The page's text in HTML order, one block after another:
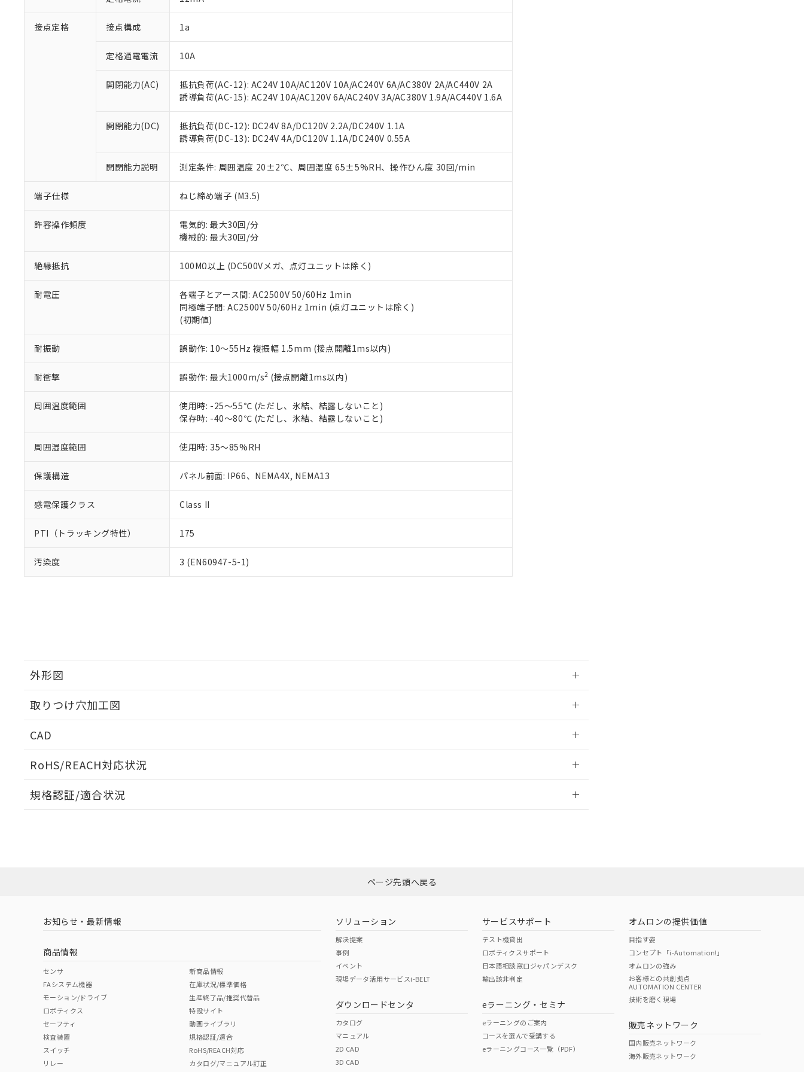
接点定格 接点構成 1a
定格通電電流 10A
開閉能力(AC)
抵抗負荷(AC-12): AC24V 10A/AC120V 10A/AC240V 6A/AC380V 2A/AC440V 2A
誘導負荷(AC-15): AC24V 10A/AC120V 6A/AC240V 3A/AC380V 1.9A/AC440V 1.6A
開閉能力(DC)
抵抗負荷(DC-12): DC24V 8A/DC120V 2.2A/DC240V 1.1A
誘導負荷(DC-13): DC24V 4A/DC120V 1.1A/DC240V 0.55A
開閉能力説明 測定条件: 周囲温度 20±2℃、周囲湿度 65±5%RH、操作ひん度 30回/min
端子仕様 ねじ締め端子 (M3.5)
許容操作頻度
電気的: 最大30回/分
機械的: 最大30回/分
絶縁抵抗 100MΩ以上 (DC500Vメガ、点灯ユニットは除く)
耐電圧
各端子とアース間: AC2500V 50/60Hz 1min
同極端子間: AC2500V 50/60Hz 1min (点灯ユニットは除く)
(初期値)
耐振動 誤動作: 10～55Hz 複振幅 1.5mm (接点開離1ms以内)
耐衝撃 誤動作: 最大1000m/s2 (接点開離1ms以内)
周囲温度範囲
使用時: -25～55℃ (ただし、氷結、結露しないこと)
保存時: -40～80℃ (ただし、氷結、結露しないこと)
周囲湿度範囲 使用時: 35～85%RH
保護構造 パネル前面: IP66、NEMA4X, NEMA13
感電保護クラス Class II
PTI（トラッキング特性） 175
汚染度 3 (EN60947-5-1)
外形図
取りつけ穴加工図
CAD
RoHS/REACH対応状況
EU RoHS 注意事項・凡例
ダウンロードはこちら
中国 RoHS 注意事項・凡例
中国 RoHS表
Pb Hg Cr(VI)
O O
規格認証/適合状況
（イギリス
（ノルウェー
（日本
（アメリカ
この製品の規格認証/適合状況ページへ
その他の認証はこちらのページからご検索ください
本サービスは、当社制御機器事業取扱商品の当社在庫状況および標準価格(税抜)を提供させていただ
当社制御機器事業取扱商品の中には、本サービスの対象外となる商品もあることをご了承ください。
い。
正式な納期状況および標準価格はお客様のお取引先、またはお客様担当のオムロン制御機器販売店・
当社販売員にご相談ください。
在庫状況および標準価格結果を当社の事前の承諾なく第三者に漏洩または開示しないようお願いしま
す。
マイパーツ機能（部品リスト作成サービス）をご利用いただくには、I-Webメンバーズにご登録され
ている必要があります。
お客様が当ウェブサイト上で当社にご登録された部品リストについて、当社および当社の共同利用者
が、当社の製品・サービスに関するお客様との取引・商談に必要な範囲で利用することをご了承くだ
さい。
いる法人を指します。
*EU RoHS指令（10物質）：
フタル酸ビス(2-エチルヘキシル) (DEHP)(別名：DOP) 1000ppm以下、フタル酸ブチルベンジル（BBP） 1000ppm以下、フタル酸ジブチ
ル（DBP） 1000ppm以下、フタル酸ジイソブチル (DIBP) 1000ppm以下
但し、RoHS指令で産業用監視および制御機器に対する適用除外項目は除く。
フタル酸エステル類の４物質については閾値を超える意図的な使用がないことを確認しています。
※2 対応予定月
部品在庫の切り替え状況などにより、予定月が前後することがあります。
※3 非含有証明書ダウンロード
EU RoHS指令（10物質）の非含有証明書
51物質の非含有証明書（当社基準）
※本証明書は発行日時点で非含有を証明するもので、過去に遡って非含有を証明するものではありません。
また、RoHS指令のフタル酸エステル類４物質の対応では、対応完了までの期間は出荷製品に未対応品が
混在することから備考欄に対応日を記載しておりました。
既に当社にて対応品への在庫切替を完了していることから、特段のことがない限り、2022年1月12日よ
り割愛しております。
「×」：最大均質材料含有率が中国RoHSの基準値を超えていることを示します。
Pb(鉛) :1000ppm、 Hg(水銀) : 1000ppm、 Cd(カドミウム) : 100ppm、
DEHP(フタル酸ビス(2-エチルヘキシル)) : 1000ppm
※2 環境保護使用期限
「ｅ」：有害物質（10物質）のすべてが基準値以下であることを示します。
味します。
「－」：未確認です。当社販売部門へお問い合わせください。
当社は、これら貴社製品のうち、外国為替および外国貿易法に定める商品（以下｢規制貨物等」とい
などの必要な手続きをとります。
ます。
当社は貴社製品を、核兵器、ミサイル、化学兵器、生物兵器またはその他武器並びにこれらの製造装
置等に一切使用いたしません。
当社は、貴社製品を第三者に販売する場合は、上記1、2および3の内容を当該第三者に通知します。
たしません。
△ 一定数には満たないが在庫あり
－
在庫なし(最新の在庫状況については、お客様のお取引先、またはお客様担当のオムロン制御
機器販売店・当社販売員にご確認ください)
空
受注生産機種、また在庫状況の情報を公開していない機種
ページ先頭へ戻る
お知らせ・最新情報
商品情報
センサ
FAシステム機器
モーション/ドライブ
ロボティクス
セーフティ
検査装置
スイッチ
リレー
新商品情報
在庫状況/標準価格
生産終了品/推奨代替品
特設サイト
動画ライブラリ
規格認証/適合
RoHS/REACH対応
カタログ/マニュアル訂正
ソリューション
解決提案
事例
イベント
現場データ活用サービスi-BELT
ダウンロードセンタ
カタログ
マニュアル
2D CAD
3D CAD
サービスサポート
テスト機貸出
ロボティクスサポート
日本語相談窓口ジャパンデスク
輸出該非判定
eラーニング・セミナ
eラーニングのご案内
コースを選んで受講する
eラーニングコース一覧（PDF）
オムロンの提供価値
目指す姿
コンセプト「i-Automation!」
オムロンの強み
お客様との共創拠点
AUTOMATION CENTER
技術を磨く現場
販売ネットワーク
国内販売ネットワーク
海外販売ネットワーク